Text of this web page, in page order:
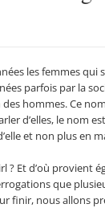
les femmes
parfois par la
hommes. Ce
d’elles, le nom
et non plus en
? Et d’où provient
que
finir, nous allons